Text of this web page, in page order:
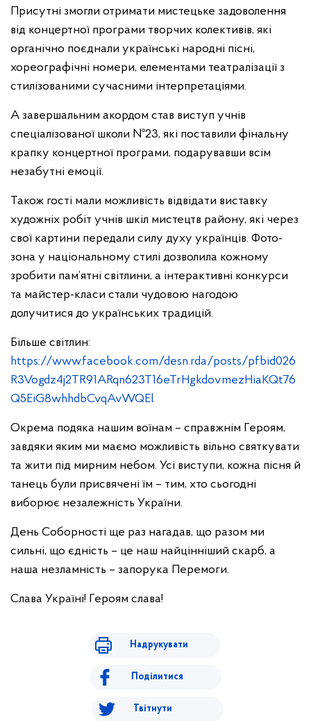
Присутні змогли отримати мистецьке задоволення
від концертної програми творчих колективів, які
органічно поєднали українські народні пісні,
хореографічні номери, елементами театралізації з
стилізованими сучасними інтерпретаціями.
А завершальним акордом став виступ учнів
спеціалізованої школи №23, які поставили фінальну
крапку концертної програми, подарувавши всім
незабутні емоції.
Також гості мали можливість відвідати виставку
художніх робіт учнів шкіл мистецтв району, які через
свої картини передали силу духу українців. Фото-
зона у національному стилі дозволила кожному
зробити пам’ятні світлини, а інтерактивні конкурси
та майстер-класи стали чудовою нагодою
долучитися до українських традицій.
Більше світлин:
https://www.facebook.com/desn.rda/posts/pfbid026
R3Vogdz4j2TR91ARqn623T16eTrHgkdovmezHiaKQt76
Q5EiG8whhdbCvqAvWQEl
Окрема подяка нашим воїнам – справжнім Героям,
завдяки яким ми маємо можливість вільно святкувати
та жити під мирним небом. Усі виступи, кожна пісня й
танець були присвячені їм – тим, хто сьогодні
виборює незалежність України.
День Соборності ще раз нагадав, що разом ми
сильні, що єдність – це наш найцінніший скарб, а
наша незламність – запорука Перемоги.
Слава Україні! Героям слава!
Надрукувати
Поділитися
Твітнути